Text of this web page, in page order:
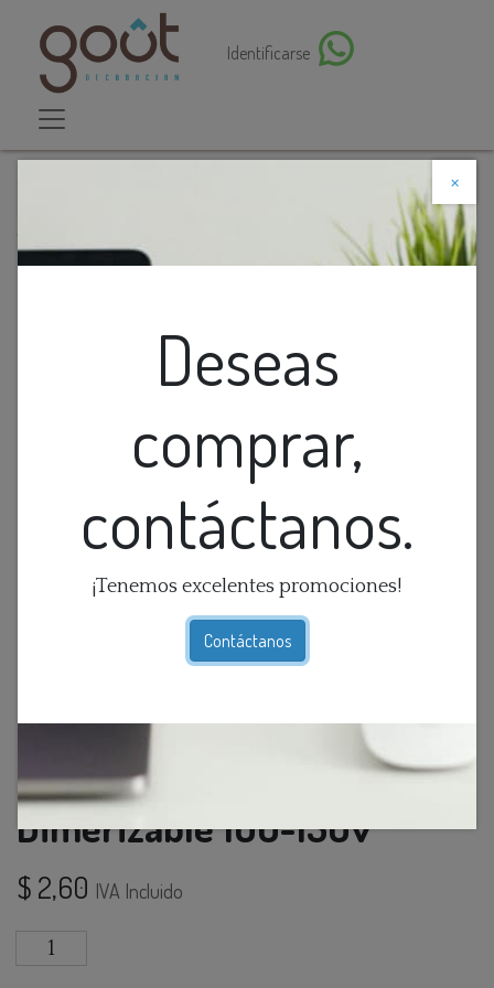
Identificarse
×
Deseas
comprar,
contáctanos.
¡Tenemos excelentes promociones!
Contáctanos
Descuento web
Foco Led G9 T/Choclo 4w 3k Dimerizable 100-130v
Foco Led G9 T/Choclo 4w 3k
Dimerizable 100-130v
$ 2,60 IVA Incluido